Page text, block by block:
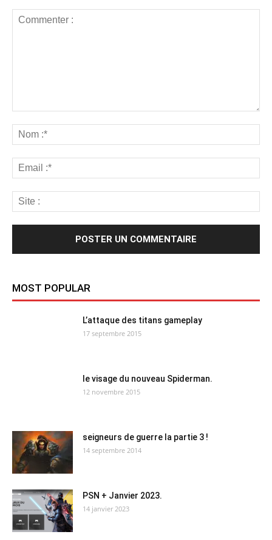
MOST POPULAR
L’attaque des titans gameplay
17 septembre 2015
le visage du nouveau Spiderman.
12 novembre 2015
seigneurs de guerre la partie 3 !
14 septembre 2014
PSN + Janvier 2023.
14 janvier 2023